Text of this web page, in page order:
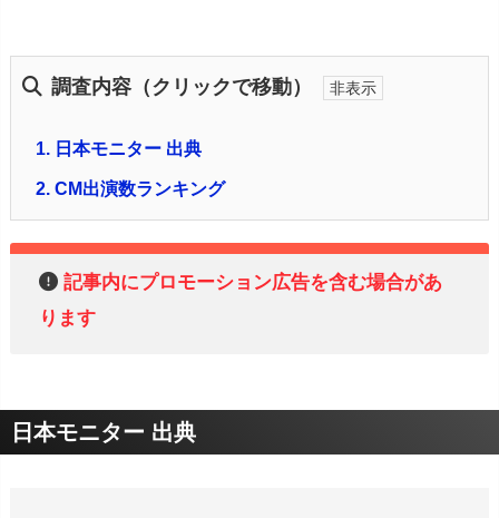
調査内容（クリックで移動）
1. 日本モニター 出典
2. CM出演数ランキング
記事内にプロモーション広告を含む場合があ
ります
日本モニター 出典